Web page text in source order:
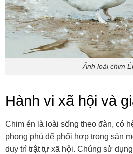
Ảnh loài chim
Hành vi xã hội và
Chim én là loài sống theo đàn, có
phong phú để phối hợp trong săn
duy trì trật tự xã hội. Chúng sử